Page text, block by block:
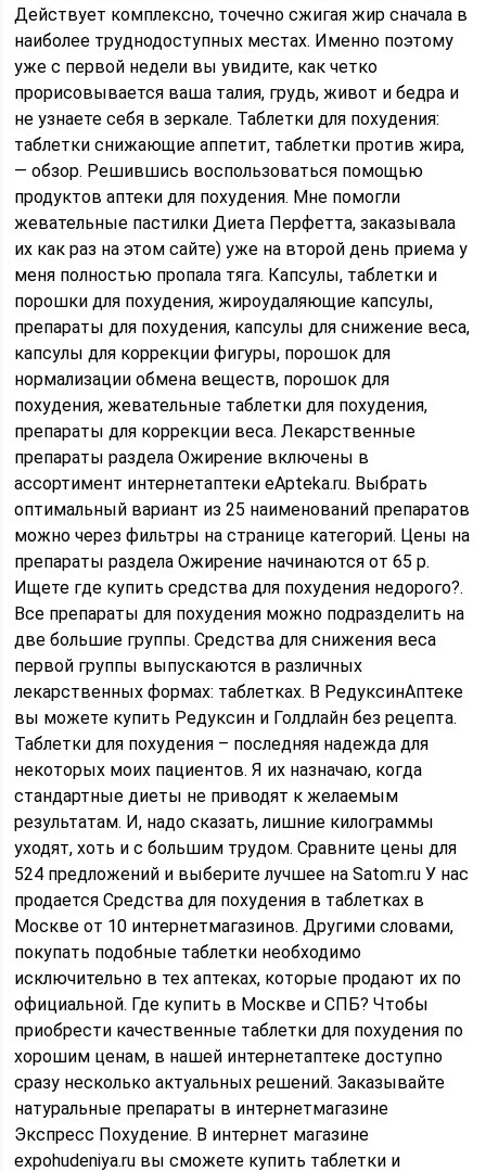
Действует комплексно, точечно сжигая жир сначала в
наиболее труднодоступных местах. Именно поэтому
уже с первой недели вы увидите, как четко
прорисовывается ваша талия, грудь, живот и бедра и
не узнаете себя в зеркале. Таблетки для похудения:
таблетки снижающие аппетит, таблетки против жира,
— обзор. Решившись воспользоваться помощью
продуктов аптеки для похудения. Мне помогли
жевательные пастилки Диета Перфетта, заказывала
их как раз на этом сайте) уже на второй день приема у
меня полностью пропала тяга. Капсулы, таблетки и
порошки для похудения, жироудаляющие капсулы,
препараты для похудения, капсулы для снижение веса,
капсулы для коррекции фигуры, порошок для
нормализации обмена веществ, порошок для
похудения, жевательные таблетки для похудения,
препараты для коррекции веса. Лекарственные
препараты раздела Ожирение включены в
ассортимент интернетаптеки еApteka.ru. Выбрать
оптимальный вариант из 25 наименований препаратов
можно через фильтры на странице категорий. Цены на
препараты раздела Ожирение начинаются от 65 р.
Ищете где купить средства для похудения недорого?.
Все препараты для похудения можно подразделить на
две большие группы. Средства для снижения веса
первой группы выпускаются в различных
лекарственных формах: таблетках. В РедуксинАптеке
вы можете купить Редуксин и Голдлайн без рецепта.
Таблетки для похудения – последняя надежда для
некоторых моих пациентов. Я их назначаю, когда
стандартные диеты не приводят к желаемым
результатам. И, надо сказать, лишние килограммы
уходят, хоть и с большим трудом. Сравните цены для
524 предложений и выберите лучшее на Satom.ru У нас
продается Средства для похудения в таблетках в
Москве от 10 интернетмагазинов. Другими словами,
покупать подобные таблетки необходимо
исключительно в тех аптеках, которые продают их по
официальной. Где купить в Москве и СПБ? Чтобы
приобрести качественные таблетки для похудения по
хорошим ценам, в нашей интернетаптеке доступно
сразу несколько актуальных решений. Заказывайте
натуральные препараты в интернетмагазине
Экспресс Похудение. В интернет магазине
expohudeniya.ru вы сможете купить таблетки и